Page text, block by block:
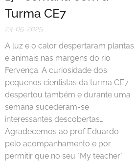
Turma CE7
23-05-2025
A luz e o calor despertaram plantas
e animais nas margens do rio
Fervença. A curiosidade dos
pequenos cientistas da turma CE7
despertou também e durante uma
semana sucederam-se
interessantes descobertas…
Agradecemos ao prof Eduardo
pelo acompanhamento e por
permitir que no seu "My teacher"